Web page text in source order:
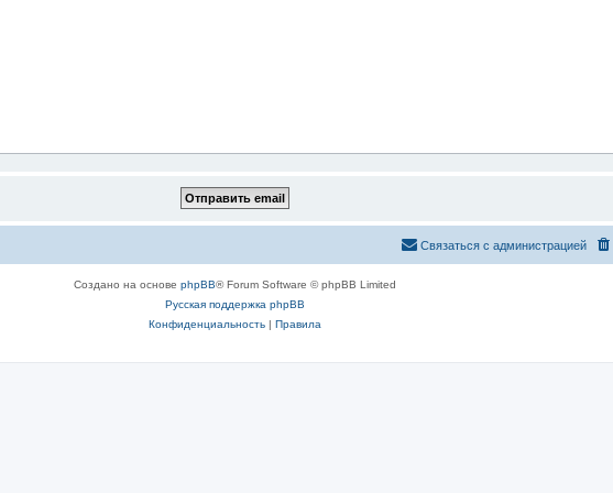
Связаться с администрацией
Создано на основе phpBB® Forum Software © phpBB Limited
Русская поддержка phpBB
Конфиденциальность| Правила